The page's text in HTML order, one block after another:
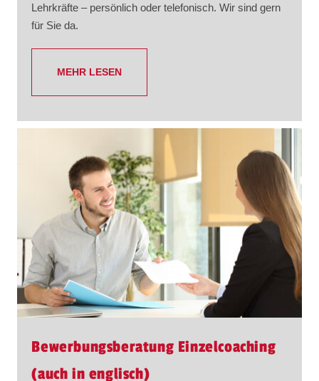
Lehrkräfte – persönlich oder telefonisch. Wir sind gern
für Sie da.
MEHR LESEN
Bewerbungsberatung Einzelcoaching
(auch in englisch)